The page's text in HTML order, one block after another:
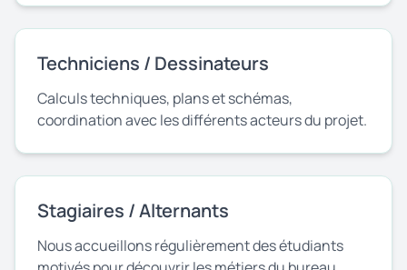
Techniciens / Dessinateurs
Calculs techniques, plans et schémas,
coordination avec les différents acteurs du projet.
Stagiaires / Alternants
Nous accueillons régulièrement des étudiants